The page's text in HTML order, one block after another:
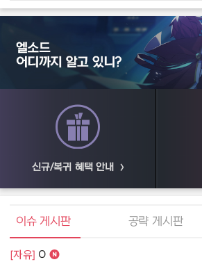
엘소드 어디까지 알고 있니?
신규/복귀 혜택 안내
엘소드 커뮤니티
이슈 게시판 공략 게시판
[자유] O